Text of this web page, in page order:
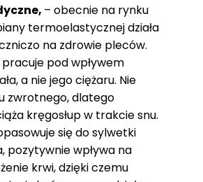
– obecnie na rynku
termoelastycznej działa
na zdrowie pleców.
pod wpływem
a nie jego ciężaru. Nie
zwrotnego, dlatego
kręgosłup w trakcie snu.
się do sylwetki
pozytywnie wpływa na
krwi, dzięki czemu